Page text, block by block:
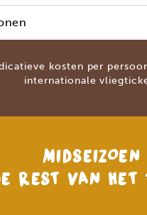
kosten per
internationale
MIDSEIZOEN
REST VAN